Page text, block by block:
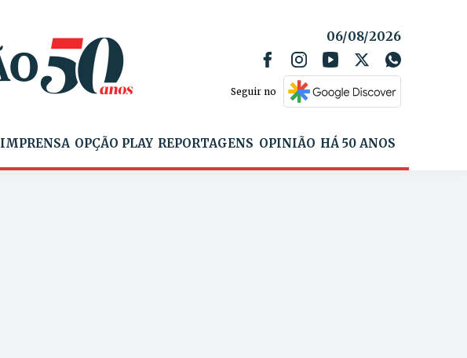
06/08/2026
Seguir no
IMPRENSA OPÇÃO PLAY REPORTAGENS OPINIÃO HÁ 50 ANOS